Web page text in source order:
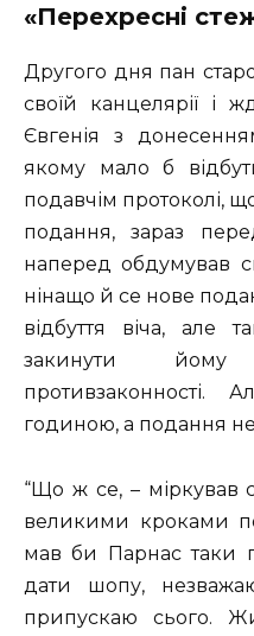
«Перехресні
Другого дня пан
своїй канцелярії і
Євгенія з
якому мало б
подавчім протоколі,
подання, зараз
наперед обдумував
нінащо й се нове
відбуття віча, але
закинути йому
годиною, а подання
“Що ж се, – міркував
великими кроками
мав би Парнас таки
дати шопу,
припускаю сього.